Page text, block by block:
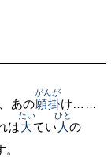
あの願掛
がんが
け……
は大
たい
てい 人
ひと
の